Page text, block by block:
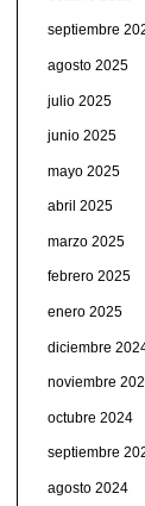
septiembre
agosto 2025
julio 2025
junio 2025
mayo 2025
abril 2025
marzo 2025
febrero 2025
enero 2025
diciembre
noviembre
octubre 2024
septiembre
agosto 2024